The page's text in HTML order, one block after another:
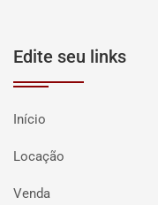
Edite seu links
Início
Locação
Venda